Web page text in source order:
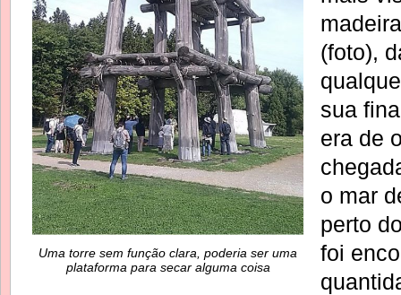
Uma torre sem função clara, poderia ser uma
plataforma para secar alguma coisa
(foto),
sua
era de
o mar
perto
foi